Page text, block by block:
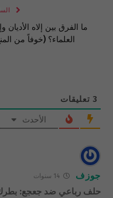
ما الفرق بين إلاه الأديان
العلماء؟ (خوفاً من
3 تعليقات
الأحدث
جوزف 14 سنوات
حلف رباعي ضد جعجع: بطرك